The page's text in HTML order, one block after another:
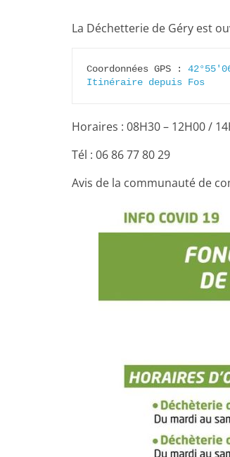
La Déchetterie de Géry est
Coordonnées GPS :
Itinéraire depuis Fos
Horaires : 08H30 – 12H00 /
Tél : 06 86 77 80 29
Avis de la communauté de